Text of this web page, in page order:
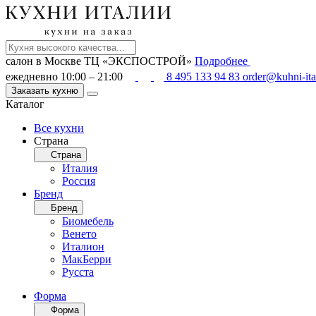
салон в Москве ТЦ «ЭКСПОСТРОЙ» Подробнее
ежедневно 10:00 – 21:00
8 495 133 94 83 order@kuhni-
Заказать кухню
Каталог
Все кухни
Страна
Страна
Италия
Россия
Бренд
Бренд
Биомебель
Венето
Италион
МакБерри
Русста
Форма
Форма